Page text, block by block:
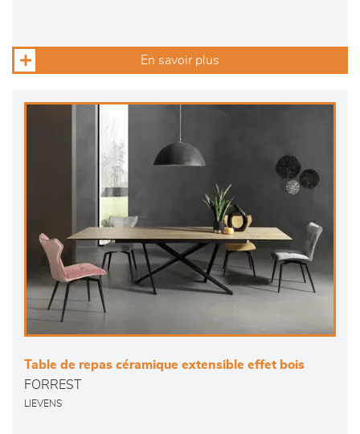
En savoir plus
Table de repas céramique extensible effet bois
FORREST
LIEVENS